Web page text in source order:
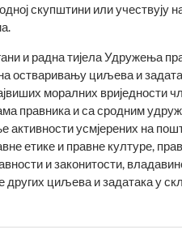
скупштини или
и радна тијела Удружења
остваривању циљева и
моралних вриједности
правника и са сродним
активности усмјерених на
етике и правне културе,
и законитости,
других циљева и задатака у